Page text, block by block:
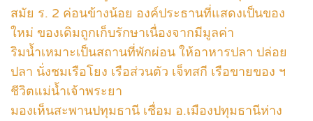
สมัย ร. 2 ค่อนข้างน้อย องค์ประธานที่แสดงเป็นของ
ใหม่ ของเดิมถูกเก็บรักษาเนื่องจากมีมูลค่า
ริมน้ำเหมาะเป็นสถานที่พักผ่อน ให้อาหารปลา ปล่อย
ปลา นั่งชมเรือโยง เรือส่วนตัว เจ็ทสกี เรือขายของ ฯ
ชีวิตแม่น้ำเจ้าพระยา
มองเห็นสะพานปทุมธานี เชื่อม อ.เมืองปทุมธานีห่าง